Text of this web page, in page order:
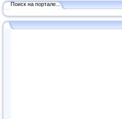
Поиск на портале...